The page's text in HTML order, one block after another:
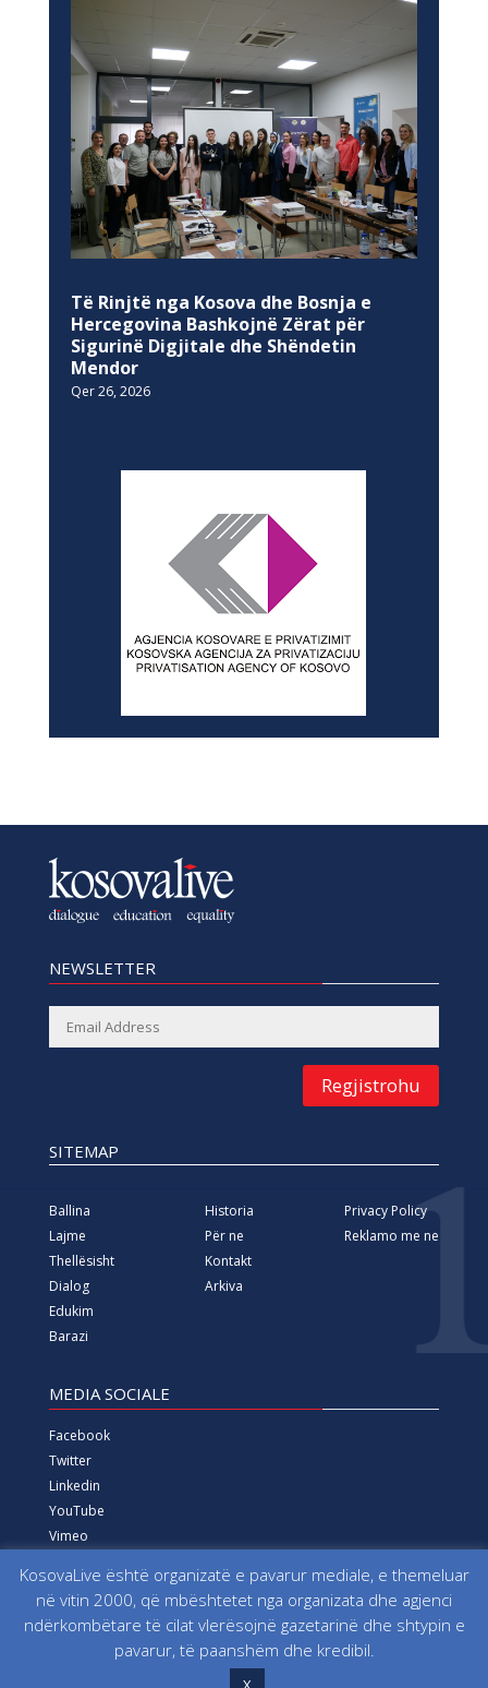
Të Rinjtë nga Kosova dhe Bosnja e
Hercegovina Bashkojnë Zërat për
Sigurinë Digjitale dhe Shëndetin
Mendor
Qer 26, 2026
NEWSLETTER
Regjistrohu
SITEMAP
Ballina
Lajme
Thellësisht
Dialog
Edukim
Barazi
Historia
Për ne
Kontakt
Arkiva
Privacy Policy
Reklamo me ne
MEDIA SOCIALE
Facebook
Twitter
Linkedin
YouTube
Vimeo
Të gjitha të drejtat e rezervuara që nga viti 2000 Fondacioni
për Informim, Media, Dialog dhe Edukim KosovaLive
(KosovaLive/KIMDE), më parë Agjencia e Lajmeve Kosova Live
KosovaLive është organizatë e pavarur mediale, e themeluar
në vitin 2000, që mbështetet nga organizata dhe agjenci
ndërkombëtare të cilat vlerësojnë gazetarinë dhe shtypin e
pavarur, të paanshëm dhe kredibil.